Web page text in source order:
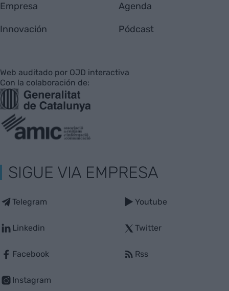
Empresa
Innovación
Agenda
Pódcast
Web auditado por OJD interactiva
Con la colaboración de:
SIGUE VIA EMPRESA
Telegram
Linkedin
Facebook
Instagram
Youtube
Twitter
Rss